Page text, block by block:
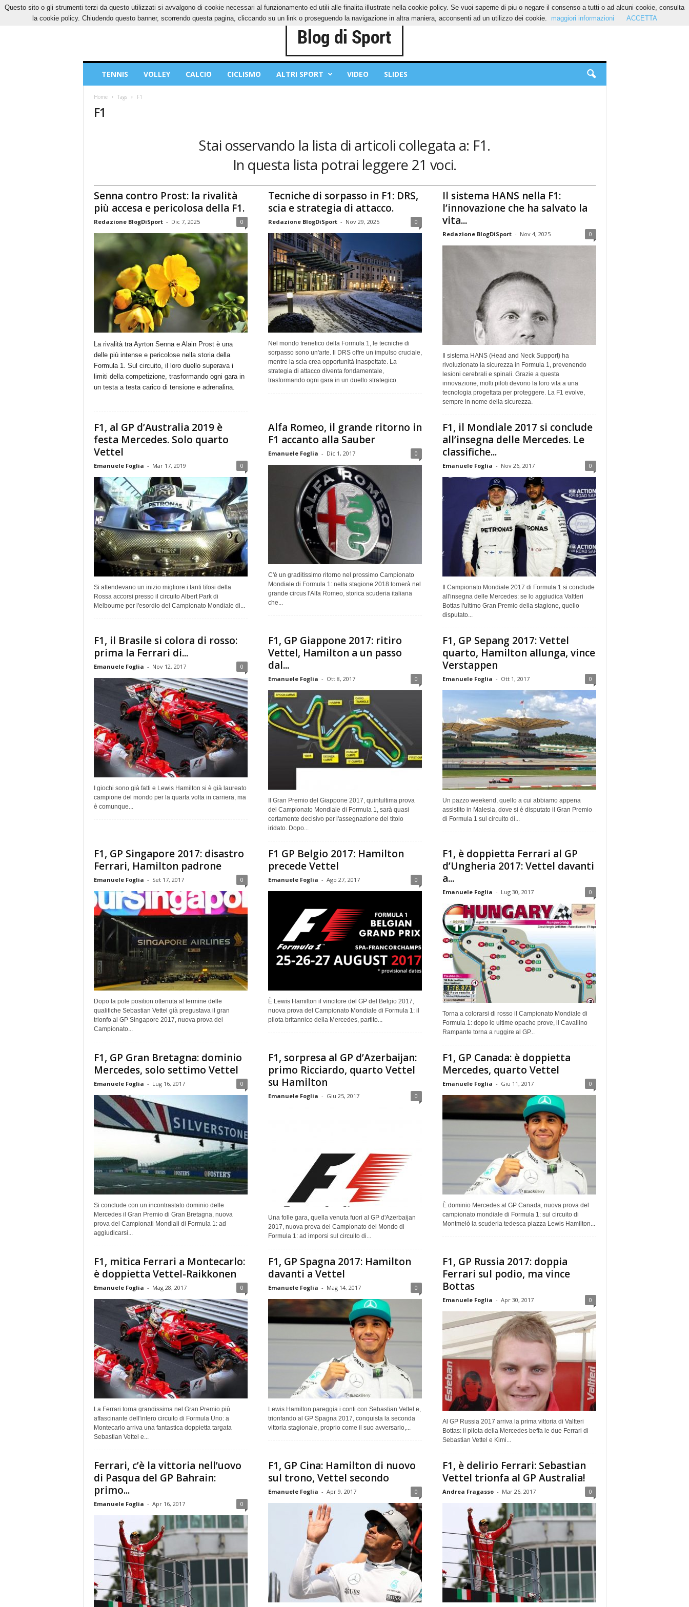
GIOVEDÌ, 6 AGOSTO 2026 CONTATTI COOKIES PRIVACY POLICY
Sport
TENNIS VOLLEY CALCIO CICLISMO ALTRI SPORT VIDEO SLIDES
Home Tags F1
F1
Stai osservando la lista di articoli collegata a: F1.
In questa lista potrai leggere 21 voci.
Senna contro Prost: la rivalità
più accesa e pericolosa della F1.
Redazione BlogDiSport - Dic 7, 2025 0
La rivalità tra Ayrton Senna e Alain Prost è una
delle più intense e pericolose nella storia della
Formula 1. Sul circuito, il loro duello superava i
limiti della competizione, trasformando ogni gara in
un testa a testa carico di tensione e adrenalina.
Tecniche di sorpasso in F1: DRS,
scia e strategia di attacco.
Redazione BlogDiSport - Nov 29, 2025 0
Nel mondo frenetico della Formula 1, le tecniche di
sorpasso sono un'arte. Il DRS offre un impulso cruciale,
mentre la scia crea opportunità inaspettate. La
strategia di attacco diventa fondamentale,
trasformando ogni gara in un duello strategico.
Il sistema HANS nella F1:
l’innovazione che ha salvato la
vita...
Redazione BlogDiSport - Nov 4, 2025 0
Il sistema HANS (Head and Neck Support) ha
rivoluzionato la sicurezza in Formula 1, prevenendo
lesioni cerebrali e spinali. Grazie a questa
innovazione, molti piloti devono la loro vita a una
tecnologia progettata per proteggere. La F1 evolve,
sempre in nome della sicurezza.
F1, al GP d’Australia 2019 è
festa Mercedes. Solo quarto
Vettel
Emanuele Foglia - Mar 17, 2019 0
Si attendevano un inizio migliore i tanti tifosi della
Rossa accorsi presso il circuito Albert Park di
Melbourne per l'esordio del Campionato Mondiale di...
Alfa Romeo, il grande ritorno in
F1 accanto alla Sauber
Emanuele Foglia - Dic 1, 2017 0
C'è un graditissimo ritorno nel prossimo Campionato
Mondiale di Formula 1: nella stagione 2018 tornerà nel
grande circus l'Alfa Romeo, storica scuderia italiana
che...
F1, il Mondiale 2017 si conclude
all’insegna delle Mercedes. Le
classifiche...
Emanuele Foglia - Nov 26, 2017 0
Il Campionato Mondiale 2017 di Formula 1 si conclude
all'insegna delle Mercedes: se lo aggiudica Valtteri
Bottas l'ultimo Gran Premio della stagione, quello
disputato...
F1, il Brasile si colora di rosso:
prima la Ferrari di...
Emanuele Foglia - Nov 12, 2017 0
I giochi sono già fatti e Lewis Hamilton si è già laureato
campione del mondo per la quarta volta in carriera, ma
è comunque...
F1, GP Giappone 2017: ritiro
Vettel, Hamilton a un passo
dal...
Emanuele Foglia - Ott 8, 2017 0
Il Gran Premio del Giappone 2017, quintultima prova
del Campionato Mondiale di Formula 1, sarà quasi
certamente decisivo per l'assegnazione del titolo
iridato. Dopo...
F1, GP Sepang 2017: Vettel
quarto, Hamilton allunga, vince
Verstappen
Emanuele Foglia - Ott 1, 2017 0
Un pazzo weekend, quello a cui abbiamo appena
assistito in Malesia, dove si è disputato il Gran Premio
di Formula 1 sul circuito di...
F1, GP Singapore 2017: disastro
Ferrari, Hamilton padrone
Emanuele Foglia - Set 17, 2017 0
Dopo la pole position ottenuta al termine delle
qualifiche Sebastian Vettel già pregustava il gran
trionfo al GP Singapore 2017, nuova prova del
Campionato...
F1 GP Belgio 2017: Hamilton
precede Vettel
Emanuele Foglia - Ago 27, 2017 0
È Lewis Hamilton il vincitore del GP del Belgio 2017,
nuova prova del Campionato Mondiale di Formula 1: il
pilota britannico della Mercedes, partito...
F1, è doppietta Ferrari al GP
d’Ungheria 2017: Vettel davanti
a...
Emanuele Foglia - Lug 30, 2017 0
Torna a colorarsi di rosso il Campionato Mondiale di
Formula 1: dopo le ultime opache prove, il Cavallino
Rampante torna a ruggire al GP...
F1, GP Gran Bretagna: dominio
Mercedes, solo settimo Vettel
Emanuele Foglia - Lug 16, 2017 0
Si conclude con un incontrastato dominio delle
Mercedes il Gran Premio di Gran Bretagna, nuova
prova del Campionati Mondiali di Formula 1: ad
aggiudicarsi...
F1, sorpresa al GP d’Azerbaijan:
primo Ricciardo, quarto Vettel
su Hamilton
Emanuele Foglia - Giu 25, 2017 0
Una folle gara, quella venuta fuori al GP d'Azerbaijan
2017, nuova prova del Campionato del Mondo di
Formula 1: ad imporsi sul circuito di...
F1, GP Canada: è doppietta
Mercedes, quarto Vettel
Emanuele Foglia - Giu 11, 2017 0
È dominio Mercedes al GP Canada, nuova prova del
campionato mondiale di Formula 1: sul circuito di
Montmelò la scuderia tedesca piazza Lewis Hamilton...
F1, mitica Ferrari a Montecarlo:
è doppietta Vettel-Raikkonen
Emanuele Foglia - Mag 28, 2017 0
La Ferrari torna grandissima nel Gran Premio più
affascinante dell'intero circuito di Formula Uno: a
Montecarlo arriva una fantastica doppietta targata
Sebastian Vettel e...
F1, GP Spagna 2017: Hamilton
davanti a Vettel
Emanuele Foglia - Mag 14, 2017 0
Lewis Hamilton pareggia i conti con Sebastian Vettel e,
trionfando al GP Spagna 2017, conquista la seconda
vittoria stagionale, proprio come il suo avversario,...
F1, GP Russia 2017: doppia
Ferrari sul podio, ma vince
Bottas
Emanuele Foglia - Apr 30, 2017 0
Al GP Russia 2017 arriva la prima vittoria di Valtteri
Bottas: il pilota della Mercedes beffa le due Ferrari di
Sebastian Vettel e Kimi...
Ferrari, c’è la vittoria nell’uovo
di Pasqua del GP Bahrain:
primo...
Emanuele Foglia - Apr 16, 2017 0
F1, GP Cina: Hamilton di nuovo
sul trono, Vettel secondo
Emanuele Foglia - Apr 9, 2017 0
F1, è delirio Ferrari: Sebastian
Vettel trionfa al GP Australia!
Andrea Fragasso - Mar 26, 2017 0
Questo sito o gli strumenti terzi da questo utilizzati si avvalgono di cookie necessari al funzionamento ed utili alle finalita illustrate nella cookie policy. Se vuoi saperne di piu o negare il consenso a tutti o ad alcuni cookie, consulta
la cookie policy. Chiudendo questo banner, scorrendo questa pagina, cliccando su un link o proseguendo la navigazione in altra maniera, acconsenti ad un utilizzo dei cookie.
maggiori informazioni ACCETTA